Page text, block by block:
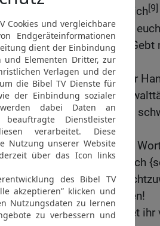
21 jetzt für mich[9]
Schreckliches und fürchtet
22 Habe ich etwa gesagt:
von eurem Vermögen
23 und befreit mich aus der
mich aus der Hand der
24 Belehrt mich, so will ich
worin ich geirrt habe!
25 Wie könnten aufrichtige
die Zurechtweisung von euch
26 Gedenkt ihr, Worte
Reden eines Verzweifelnden!
27 Sogar eine Waise würdet ihr